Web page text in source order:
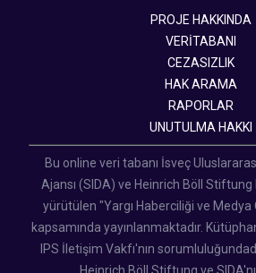
PROJE HAKKINDA
VERİTABANI
CEZASIZLIK
HAK ARAMA
RAPORLAR
UNUTULMA HAKKI
Bu online veri tabanı İsveç
Ajansı (SIDA) ve Heinrich Böll
yürütülen "Yargı Haberciliği ve
kapsamında yayınlanmaktadır.
IPS İletişim Vakfı'nın